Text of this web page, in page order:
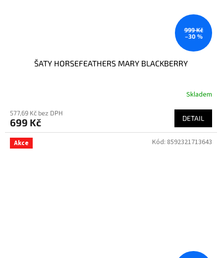
999 Kč
–30 %
ŠATY HORSEFEATHERS MARY BLACKBERRY
Skladem
577,69 Kč bez DPH
699 Kč DETAIL
Akce Kód: 8592321713643